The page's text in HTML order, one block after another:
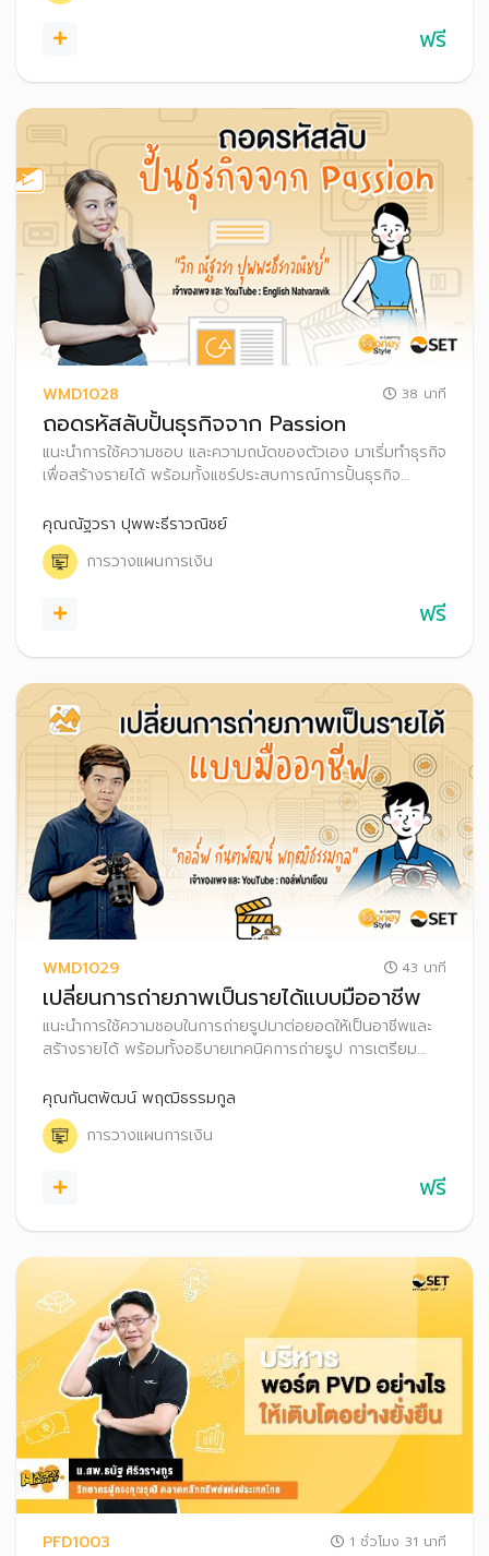
ฟรี
WMD1028 38 นาที
ถอดรหัสลับปั้นธุรกิจจาก Passion
แนะนำการใช้ความชอบ และความถนัดของตัวเอง มาเริ่มทำธุรกิจ
เพื่อสร้างรายได้ พร้อมทั้งแชร์ประสบการณ์การปั้นธุรกิจ
เงินส่วนตัวและบริษัท
คุณณัฐวรา ปุพพะธีราวณิชย์
การวางแผนการเงิน
ฟรี
WMD1029 43 นาที
เปลี่ยนการถ่ายภาพเป็นรายได้แบบมืออาชีพ
แนะนำการใช้ความชอบในการถ่ายรูปมาต่อยอดให้เป็นอาชีพและ
สร้างรายได้ พร้อมทั้งอธิบายเทคนิคการถ่ายรูป การเตรียม
รวมถึงเทคนิคการบริหารการเงินสำหรับอาชีพฟรีแลนซ์
คุณกันตพัฒน์ พฤฒิธรรมกูล
การวางแผนการเงิน
ฟรี
PFD1003 1 ชั่วโมง 31 นาที